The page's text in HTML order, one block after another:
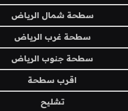
سطحة شمال الرياض
سطحة غرب الرياض
سطحة جنوب الرياض
اقرب سطحة
تشليح